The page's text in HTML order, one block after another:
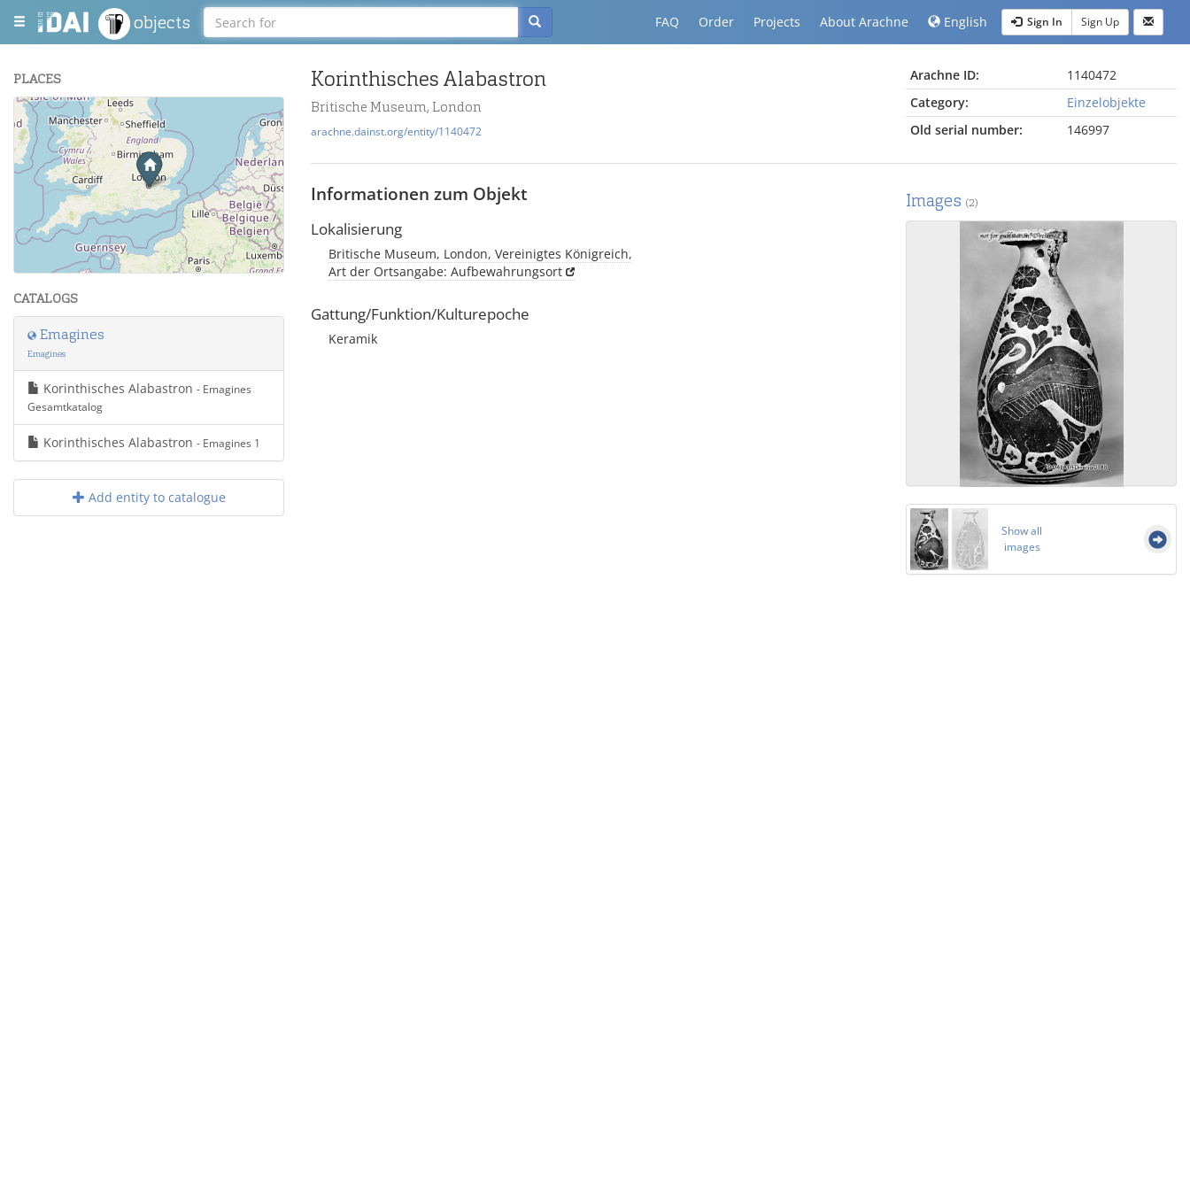
objects FAQ Order Projects About Arachne English Sign In Sign Up
PLACES
+
−
Leaflet| Maps and Data ©OpenStreetMap.
CATALOGS
Emagines
Emagines
Korinthisches Alabastron - Emagines
Gesamtkatalog
Korinthisches Alabastron - Emagines 1
Add entity to catalogue
Korinthisches Alabastron
Britische Museum, London
arachne.dainst.org/entity/1140472
Arachne ID:
1140472
Category:
Einzelobjekte
Old serial number:
146997
Informationen zum Objekt
Lokalisierung
Britische Museum, London, Vereinigtes Königreich,
Art der Ortsangabe: Aufbewahrungsort
Gattung/Funktion/Kulturepoche
Keramik
Images (2)
Show all
images